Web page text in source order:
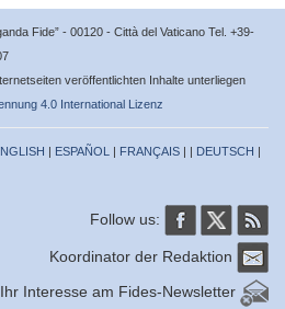
Fide” - 00120 - Città del Vaticano Tel. +39-
veröffentlichten Inhalte unterliegen
4.0 International Lizenz
| ESPAÑOL | FRANÇAIS | | DEUTSCH |
Follow us:
Koordinator der Redaktion
Interesse am Fides-Newsletter